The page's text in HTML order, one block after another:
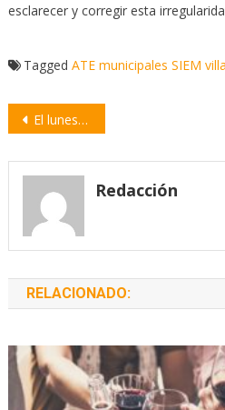
esclarecer y corregir esta
Tagged ATE municipales SIEM
Navegación
entradas
El lunes 30 de marzo no será feriado puente
Redacción
RELACIONADO: